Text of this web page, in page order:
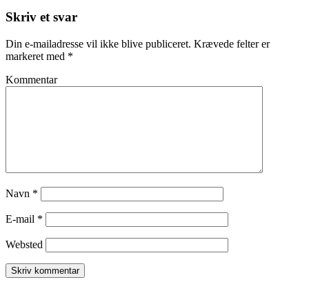
Skriv et svar
Din e-mailadresse vil ikke blive publiceret. Krævede felter er
markeret med *
Kommentar
Navn *
E-mail *
Websted